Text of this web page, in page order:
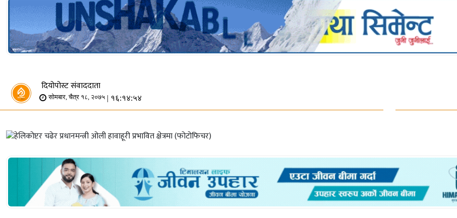
दियोपोस्ट संवाददाता
सोमबार, चैत्र १८, २०७५ | १६:१४:५४